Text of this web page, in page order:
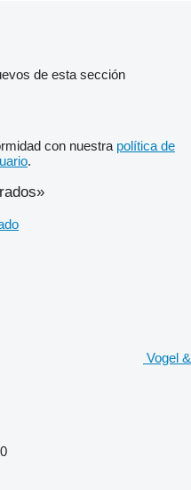
de esta sección
con nuestra política de
.
Vogel &